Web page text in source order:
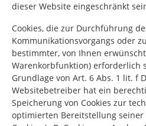
dieser Website eingeschränkt
Cookies, die zur Durchführung
Kommunikationsvorgangs oder
bestimmter, von Ihnen
Warenkorbfunktion) erforderlich
Grundlage von Art. 6 Abs. 1 lit. f
Websitebetreiber hat ein
Speicherung von Cookies zur
optimierten Bereitstellung seiner